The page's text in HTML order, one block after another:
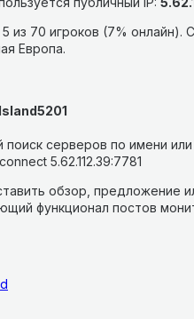
из 70 игроков (7% онлайн).
Европа.
серверов по имени или
5.62.112.39:7781
обзор, предложение
функционал постов